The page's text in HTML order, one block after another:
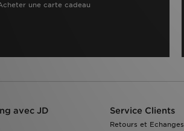
une carte cadeau
avec JD Service Clients
Retours et Echanges